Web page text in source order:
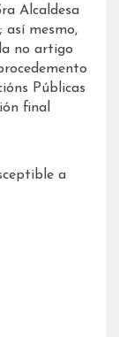
Alcaldesa
así mesmo,
no artigo
Públicas
final
a